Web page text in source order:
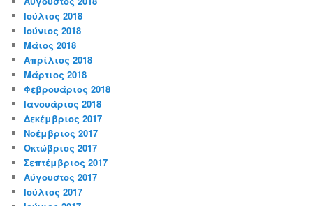
Ιούλιος 2018
Ιούνιος 2018
Μάιος 2018
Απρίλιος 2018
Μάρτιος 2018
Φεβρουάριος 2018
Ιανουάριος 2018
Δεκέμβριος 2017
Νοέμβριος 2017
Οκτώβριος 2017
Σεπτέμβριος 2017
Αύγουστος 2017
Ιούλιος 2017